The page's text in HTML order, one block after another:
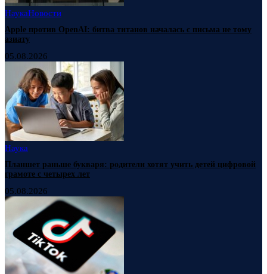
НаукаНовости
Apple против OpenAI: битва титанов началась с письма не тому
азиату
05.08.2026
Наука
Планшет раньше букваря: родители хотят учить детей цифровой
грамоте с четырех лет
05.08.2026